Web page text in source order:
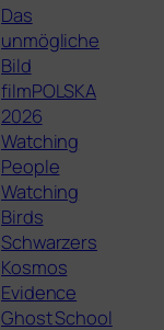
Das
unmögliche
Bild
filmPOLSKA
2026
Watching
People
Watching
Birds
Schwarzers
Kosmos
Evidence
Ghost School